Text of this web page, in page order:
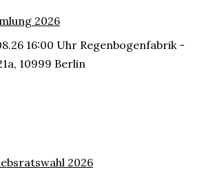
2026
16:00 Uhr Regenbogenfabrik -
10999 Berlin
2026